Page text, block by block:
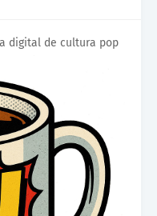
digital de cultura pop